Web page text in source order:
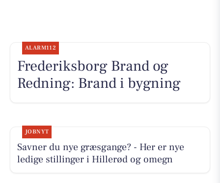
ALARM112
Frederiksborg Brand og
Redning: Brand i bygning
JOBNYT
Savner du nye græsgange? - Her er nye
ledige stillinger i Hillerød og omegn